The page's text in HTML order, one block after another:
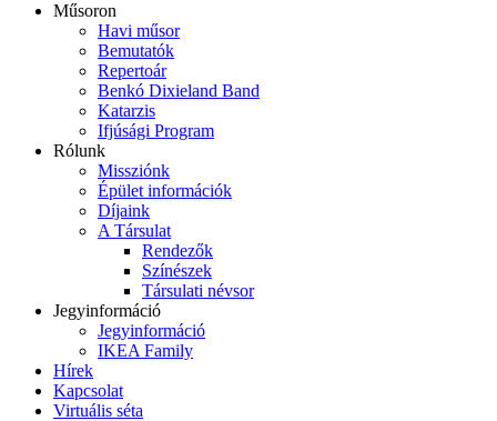
Műsoron
Havi műsor
Bemutatók
Repertoár
Benkó Dixieland Band
Katarzis
Ifjúsági Program
Rólunk
Missziónk
Épület információk
Díjaink
A Társulat
Rendezők
Színészek
Társulati névsor
Jegyinformáció
Jegyinformáció
IKEA Family
Hírek
Kapcsolat
Virtuális séta